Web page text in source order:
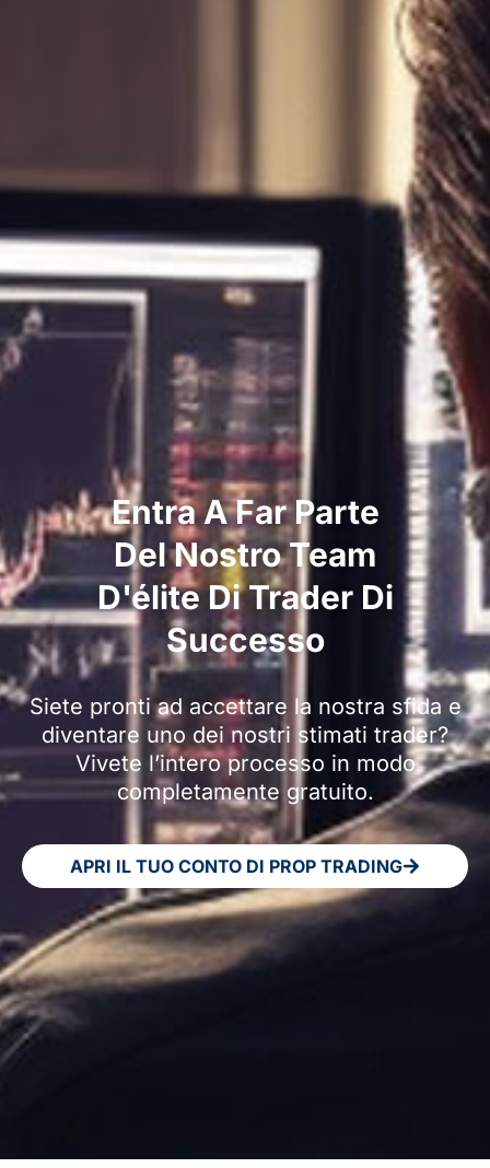
Entra A Far Parte
Del Nostro Team
D'élite Di Trader Di
Successo
Siete pronti ad accettare la nostra sfida e
diventare uno dei nostri stimati trader?
Vivete l’intero processo in modo
completamente gratuito.
APRI IL TUO CONTO DI PROP TRADING